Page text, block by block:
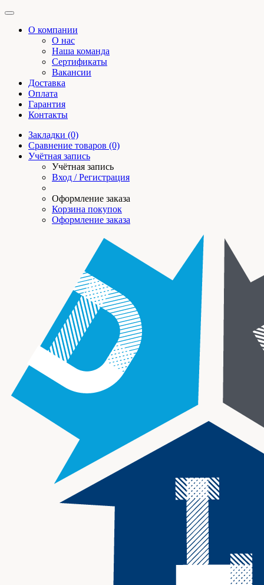
О компании
О нас
Наша команда
Сертификаты
Вакансии
Доставка
Оплата
Гарантия
Контакты
Закладки (0)
Сравнение товаров (0)
Учётная запись
Учётная запись
Вход / Регистрация
Оформление заказа
Корзина покупок
Оформление заказа